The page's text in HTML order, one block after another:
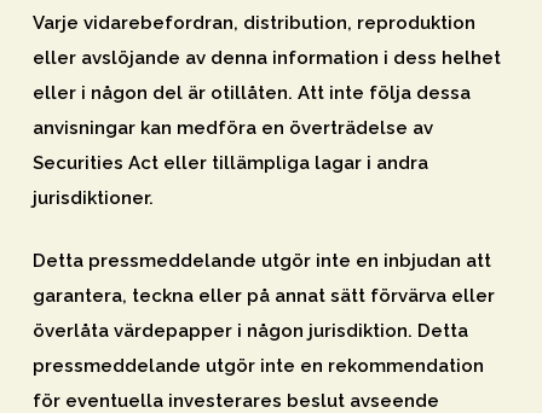
Varje vidarebefordran, distribution, reproduktion
eller avslöjande av denna information i dess helhet
eller i någon del är otillåten. Att inte följa dessa
anvisningar kan medföra en överträdelse av
Securities Act eller tillämpliga lagar i andra
jurisdiktioner.
Detta pressmeddelande utgör inte en inbjudan att
garantera, teckna eller på annat sätt förvärva eller
överlåta värdepapper i någon jurisdiktion. Detta
pressmeddelande utgör inte en rekommendation
för eventuella investerares beslut avseende